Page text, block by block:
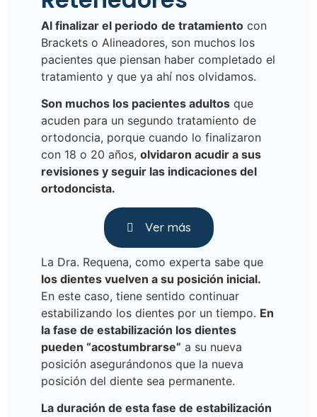
Al finalizar el periodo de tratamiento con
Brackets o Alineadores, son muchos los
pacientes que piensan haber completado el
tratamiento y que ya ahí nos olvidamos.
Son muchos los pacientes adultos que
acuden para un segundo tratamiento de
ortodoncia, porque cuando lo finalizaron
con 18 o 20 años, olvidaron acudir a sus
revisiones y seguir las indicaciones del
ortodoncista.
Ver más
La Dra. Requena, como experta sabe que
los dientes vuelven a su posición inicial.
En este caso, tiene sentido continuar
estabilizando los dientes por un tiempo. En
la fase de estabilización los dientes
pueden “acostumbrarse” a su nueva
posición asegurándonos que la nueva
posición del diente sea permanente.
La duración de esta fase de estabilización